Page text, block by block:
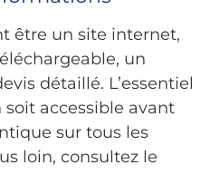
être un site internet,
un
détaillé. L’essentiel
accessible avant
sur tous les
loin, consultez le